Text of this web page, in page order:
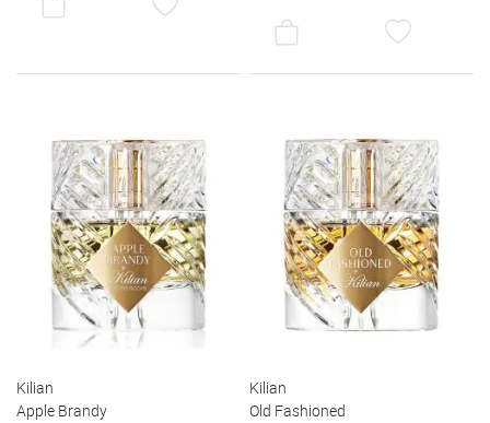
Kilian
Apple Brandy
Kilian
Old Fashioned